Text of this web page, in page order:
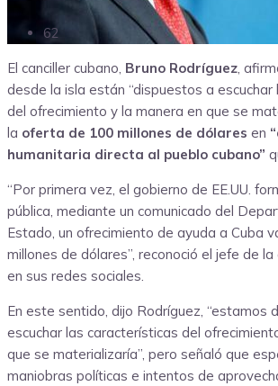
62
El canciller cubano, Bruno Rodríguez,
desde la isla están “dispuestos a
del ofrecimiento y la manera en que se
la oferta de 100 millones de dólares en
humanitaria directa al pueblo cubano”
“Por primera vez, el gobierno de EE.UU.
pública, mediante un comunicado del
Estado, un ofrecimiento de ayuda a Cuba
millones de dólares”, reconoció el jefe de
en sus redes sociales.
En este sentido, dijo Rodríguez, “estamos
escuchar las características del
que se materializaría”, pero señaló que
maniobras políticas e intentos de